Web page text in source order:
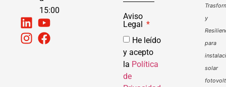
15:00
Aviso
Legal
He leído
y acepto
la Política
de
y
para
solar